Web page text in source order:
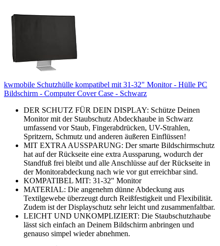
kwmobile Schutzhülle kompatibel mit 31-32" Monitor - Hülle PC
Bildschirm - Computer Cover Case - Schwarz
DER SCHUTZ FÜR DEIN DISPLAY: Schütze Deinen
Monitor mit der Staubschutz Abdeckhaube in Schwarz
umfassend vor Staub, Fingerabdrücken, UV-Strahlen,
Spritzern, Schmutz und anderen äußeren Einflüssen!
MIT EXTRA AUSSPARUNG: Der smarte Bildschirmschutz
hat auf der Rückseite eine extra Aussparung, wodurch der
Standfuß frei bleibt und alle Anschlüsse auf der Rückseite in
der Monitorabdeckung nach wie vor gut erreichbar sind.
KOMPATIBEL MIT: 31-32" Monitor
MATERIAL: Die angenehm dünne Abdeckung aus
Textilgewebe überzeugt durch Reißfestigkeit und Flexibilität.
Zudem ist der Displayschutz sehr leicht und zusammenfaltbar.
LEICHT UND UNKOMPLIZIERT: Die Staubschutzhaube
lässt sich einfach an Deinem Bildschirm anbringen und
genauso simpel wieder abnehmen.